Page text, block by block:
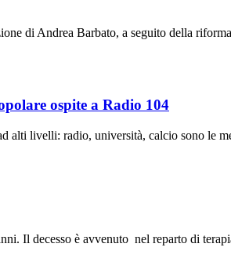
di Andrea Barbato, a seguito della
ospite a Radio 104
alti livelli: radio, università, calcio sono le
Il decesso è avvenuto nel reparto di